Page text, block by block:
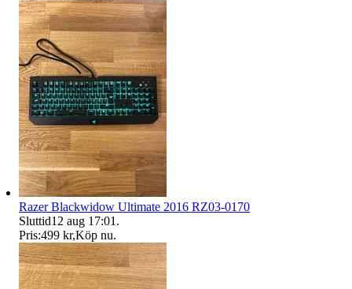
Razer Blackwidow Ultimate 2016 RZ03-0170
Sluttid12 aug 17:01 .
Pris:499 kr,Köp nu.